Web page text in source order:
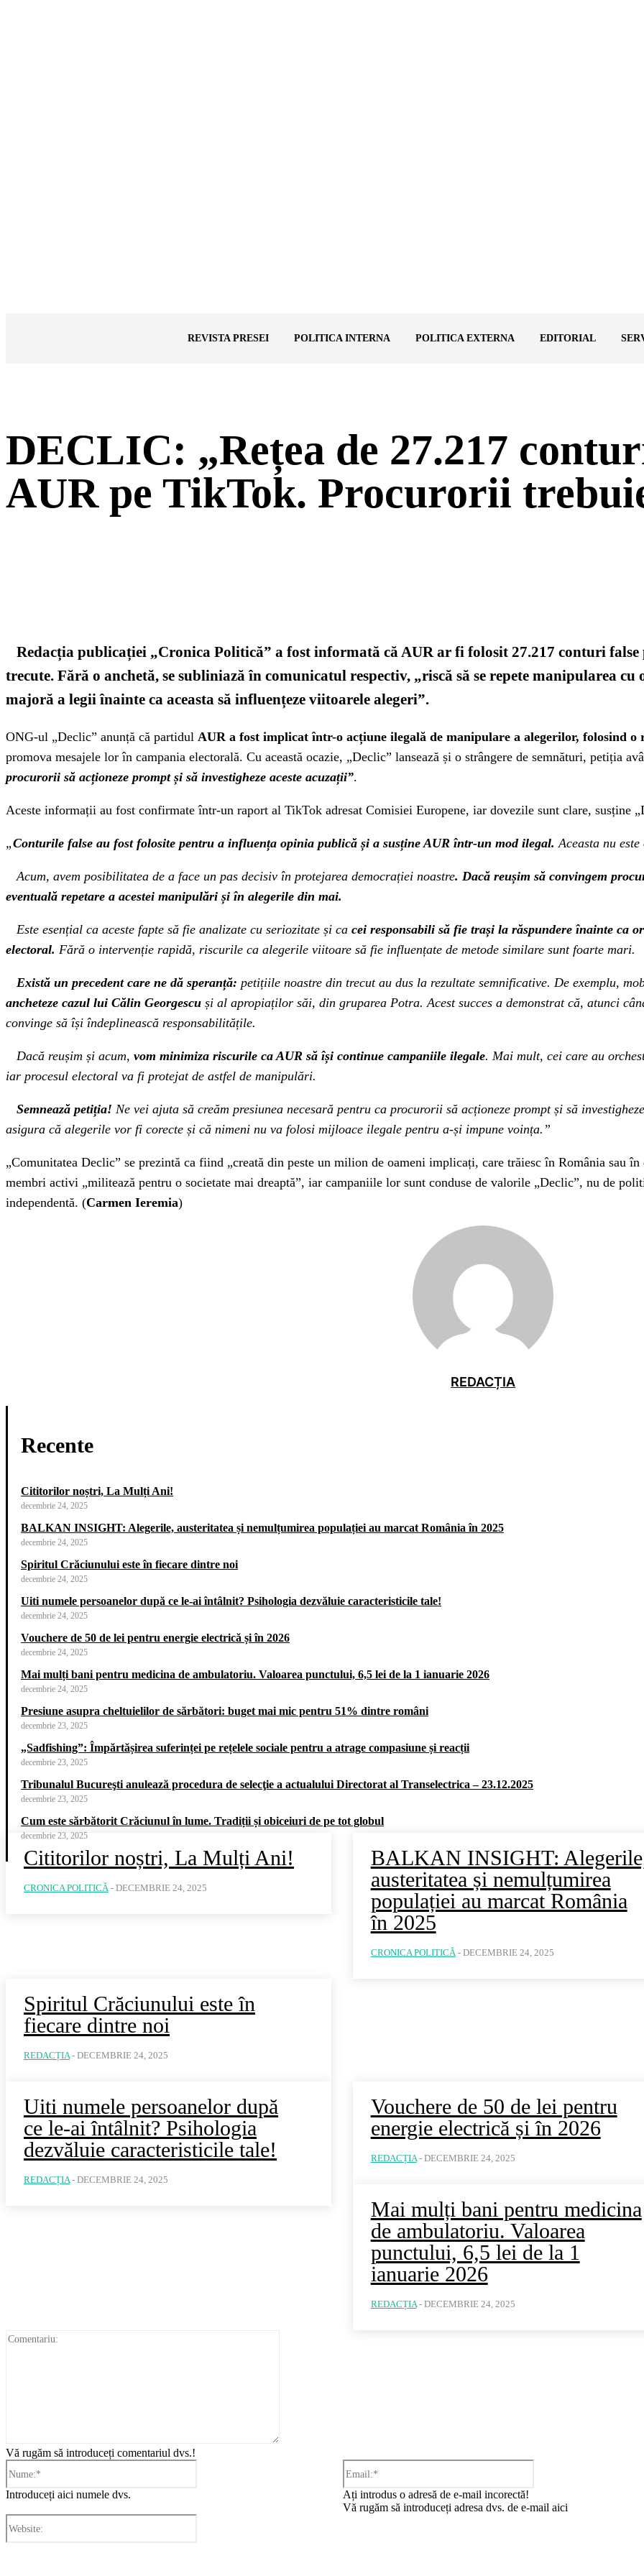
REVISTA PRESEI POLITICA INTERNA POLITICA EXTERNA EDITORIAL
DECLIC: „Rețea de 27.217
AUR pe TikTok. Procurorii
Redacția publicației „Cronica Politică” a fost informată că AUR ar fi folosit 27.217 conturi
trecute. Fără o anchetă, se subliniază în comunicatul respectiv, „riscă să se repete manipularea
majoră a legii înainte ca aceasta să influențeze viitoarele alegeri”.
ONG-ul „Declic” anunță că partidul AUR a fost implicat într-o acțiune ilegală de manipulare a alegerilor, folosind o
promova mesajele lor în campania electorală. Cu această ocazie, „Declic” lansează și o strângere de semnături, petiția
procurorii să acționeze prompt și să investigheze aceste acuzații”.
Aceste informații au fost confirmate într-un raport al TikTok adresat Comisiei Europene, iar dovezile sunt clare, susține
„Conturile false au fost folosite pentru a influența opinia publică și a susține AUR într-un mod ilegal. Aceasta nu
Acum, avem posibilitatea de a face un pas decisiv în protejarea democrației noastre. Dacă reușim să convingem
eventuală repetare a acestei manipulări și în alegerile din mai.
Este esențial ca aceste fapte să fie analizate cu seriozitate și ca cei responsabili să fie trași la răspundere înainte ca
electoral. Fără o intervenție rapidă, riscurile ca alegerile viitoare să fie influențate de metode similare sunt foarte mari.
Există un precedent care ne dă speranță: petițiile noastre din trecut au dus la rezultate semnificative. De exemplu,
ancheteze cazul lui Călin Georgescu și al apropiaților săi, din gruparea Potra. Acest succes a demonstrat că, atunci
convinge să își îndeplinească responsabilitățile.
Dacă reușim și acum, vom minimiza riscurile ca AUR să își continue campaniile ilegale. Mai mult, cei care au
iar procesul electoral va fi protejat de astfel de manipulări.
Semnează petiția! Ne vei ajuta să creăm presiunea necesară pentru ca procurorii să acționeze prompt și să
asigura că alegerile vor fi corecte și că nimeni nu va folosi mijloace ilegale pentru a-și impune voința.”
„Comunitatea Declic” se prezintă ca fiind „creată din peste un milion de oameni implicați, care trăiesc în România sau
membri activi „militează pentru o societate mai dreaptă”, iar campaniile lor sunt conduse de valorile „Declic”, nu de
independentă. (Carmen Ieremia)
REDACȚIA
Recente
Cititorilor noștri, La Mulți Ani!
decembrie 24, 2025
BALKAN INSIGHT: Alegerile, austeritatea și nemulțumirea populației au marcat România în 2025
decembrie 24, 2025
Spiritul Crăciunului este în fiecare dintre noi
decembrie 24, 2025
Uiti numele persoanelor după ce le-ai întâlnit? Psihologia dezvăluie caracteristicile tale!
decembrie 24, 2025
Vouchere de 50 de lei pentru energie electrică și în 2026
decembrie 24, 2025
Mai mulți bani pentru medicina de ambulatoriu. Valoarea punctului, 6,5 lei de la 1 ianuarie 2026
decembrie 24, 2025
Presiune asupra cheltuielilor de sărbători: buget mai mic pentru 51% dintre români
decembrie 23, 2025
„Sadfishing”: Împărtășirea suferinței pe rețelele sociale pentru a atrage compasiune și reacții
decembrie 23, 2025
Tribunalul Bucureşti anulează procedura de selecţie a actualului Directorat al Transelectrica – 23.12.2025
decembrie 23, 2025
Cum este sărbătorit Crăciunul în lume. Tradiții și obiceiuri de pe tot globul
decembrie 23, 2025
Cititorilor noștri, La Mulți Ani!
CRONICA POLITICĂ - DECEMBRIE 24, 2025
BALKAN INSIGHT:
austeritatea și nemulțumirea
populației au marcat România
în 2025
CRONICA POLITICĂ - DECEMBRIE 24, 2025
Spiritul Crăciunului este în
fiecare dintre noi
REDACȚIA - DECEMBRIE 24, 2025
Uiti numele persoanelor după
ce le-ai întâlnit? Psihologia
dezvăluie caracteristicile tale!
REDACȚIA - DECEMBRIE 24, 2025
Vouchere de 50 de lei pentru
energie electrică și în 2026
REDACȚIA - DECEMBRIE 24, 2025
Mai mulți bani pentru medicina
de ambulatoriu. Valoarea
punctului, 6,5 lei de la 1
ianuarie 2026
REDACȚIA - DECEMBRIE 24, 2025
Vă rugăm să introduceți comentariul dvs.!
Introduceți aici numele dvs.
Ați introdus o adresă de e-mail incorectă!
Vă rugăm să introduceți adresa dvs. de e-mail aici